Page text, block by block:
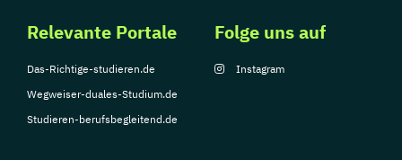
Relevante Portale
Das-Richtige-studieren.de
Wegweiser-duales-Studium.de
Studieren-berufsbegleitend.de
Folge uns auf
Instagram